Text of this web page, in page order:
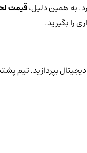
به همین دلیل،قیمت
را بگیرید.
بپردازید. تیم